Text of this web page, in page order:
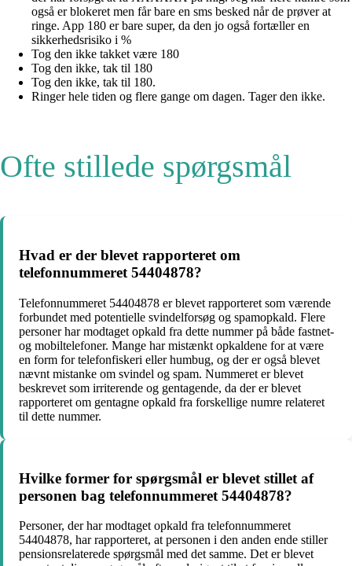
også er blokeret men får bare en sms besked når de prøver at
ringe. App 180 er bare super, da den jo også fortæller en
sikkerhedsrisiko i %
Tog den ikke takket være 180
Tog den ikke, tak til 180
Tog den ikke, tak til 180.
Ringer hele tiden og flere gange om dagen. Tager den ikke.
Ofte stillede spørgsmål
Hvad er der blevet rapporteret om
telefonnummeret 54404878?
Telefonnummeret 54404878 er blevet rapporteret som værende
forbundet med potentielle svindelforsøg og spamopkald. Flere
personer har modtaget opkald fra dette nummer på både fastnet-
og mobiltelefoner. Mange har mistænkt opkaldene for at være
en form for telefonfiskeri eller humbug, og der er også blevet
nævnt mistanke om svindel og spam. Nummeret er blevet
beskrevet som irriterende og gentagende, da der er blevet
rapporteret om gentagne opkald fra forskellige numre relateret
til dette nummer.
Hvilke former for spørgsmål er blevet stillet af
personen bag telefonnummeret 54404878?
Personer, der har modtaget opkald fra telefonnummeret
54404878, har rapporteret, at personen i den anden ende stiller
pensionsrelaterede spørgsmål med det samme. Det er blevet